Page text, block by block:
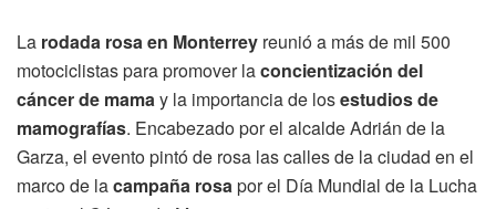
La rodada rosa en Monterrey reunió a más de mil 500
motociclistas para promover laconcientización del
cáncer de mamay la importancia de losestudios de
mamografías. Encabezado por el alcalde Adrián de la
Garza, el evento pintó de rosa las calles de la ciudad en el
marco de lacampaña rosapor el Día Mundial de la Lucha